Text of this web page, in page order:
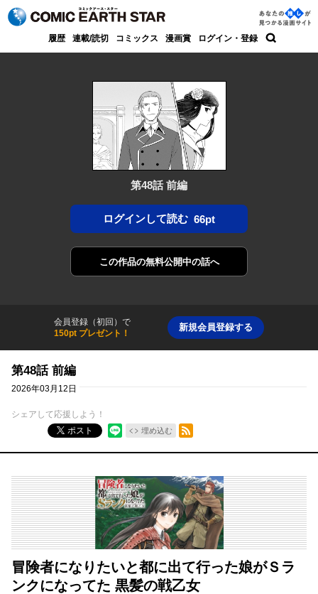
コミック アース・スター
あなた
の推し
履歴 連載/読切 コミックス 漫画賞 ログイン・登録
第48話 前編
ログインして読む 66pt
この作品の無料公開中の話へ
会員登録（初回）で
150pt プレゼント！
新規会員登録する
第48話 前編
2026年03月12日
シェアして応援しよう！
ポスト
埋め込む
RSSフィード
冒険者になりたいと都に出て行った娘がＳラ
ンクになってた 黒髪の戦乙女